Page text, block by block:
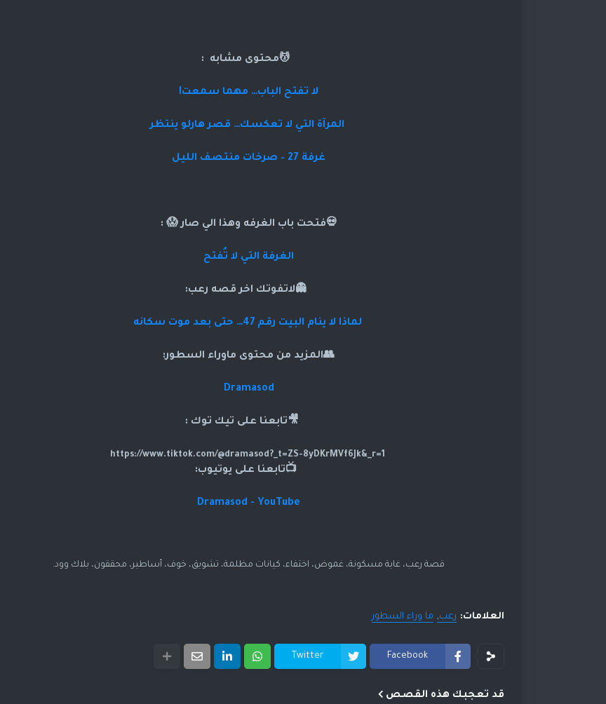
💆محتوى مشابه :
لا تفتح الباب… مهما سمعت!
المرآة التي لا تعكسك… قصر هارلو ينتظر
غرفة 27 – صرخات منتصف الليل
💀فتحت باب الغرفه وهذا الي صار 😱 :
الغرفة التي لا تُفتح
👻لاتفوتك اخر قصه رعب:
لماذا لا ينام البيت رقم 47… حتى بعد موت سكانه
👥المزيد من محتوى ماوراء السطور:
Dramasod
🎥تابعنا على تيك توك :
📺تابعنا على يوتيوب:
Dramasod - YouTube
قصة رعب، غابة مسكونة، غموض، اختفاء، كيانات مظلمة، تشويق، خوف، أساطير، محققون، بلاك وود.
العلامات: رعب ما وراء السطور
Facebook
Twitter
قد تعجبك هذه القصص